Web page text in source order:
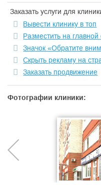
Заказать услуги для
Вывести клинику в топ
Разместить на главной
Значок «Обратите
Скрыть рекламу на
Заказать продвижение
Фотографии клиники: